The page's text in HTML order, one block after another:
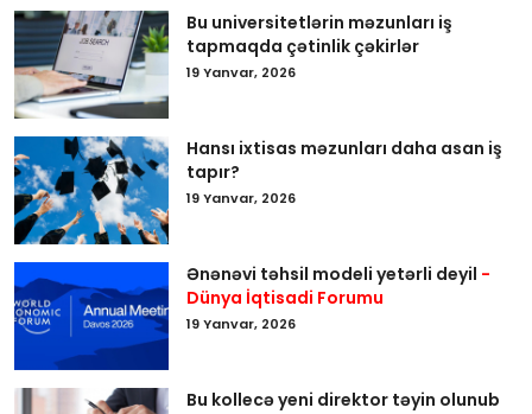
Bu universitetlərin məzunları iş
tapmaqda çətinlik çəkirlər
19 Yanvar, 2026
Hansı ixtisas məzunları daha asan iş
tapır?
19 Yanvar, 2026
Ənənəvi təhsil modeli yetərli deyil -
Dünya İqtisadi Forumu
19 Yanvar, 2026
Bu kollecə yeni direktor təyin olunub